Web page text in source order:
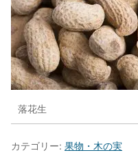
落花生
カテゴリー: 果物・木の実